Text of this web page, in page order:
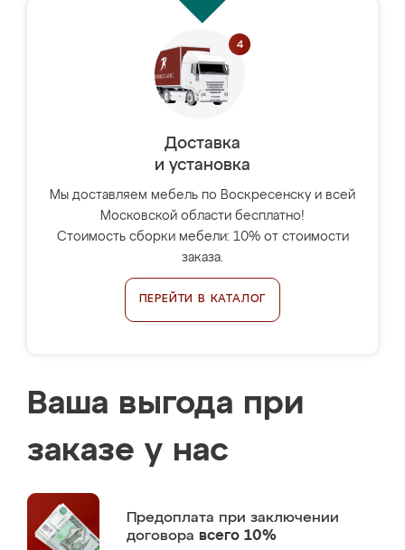
Доставка
и установка
Мы доставляем мебель по Воскресенску и всей
Московской области бесплатно!
Стоимость сборки мебели: 10% от стоимости
заказа.
ПЕРЕЙТИ В КАТАЛОГ
Ваша выгода при
заказе у нас
Предоплата при заключении
договора всего 10%